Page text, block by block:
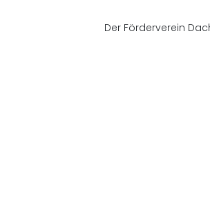
Der Förderverein